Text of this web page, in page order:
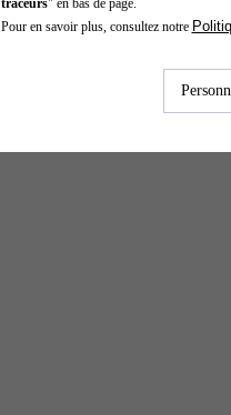
Pour en savoir plus, consultez notre